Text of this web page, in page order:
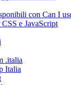
con Can I
e JavaScript
.italia
Italia